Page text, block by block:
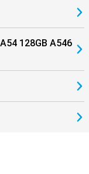
128GB A546